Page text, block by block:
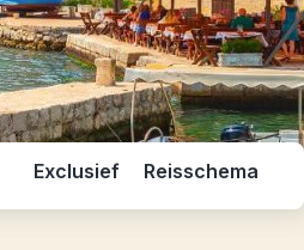
Exclusief Reisschema